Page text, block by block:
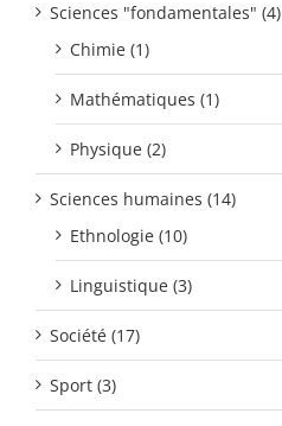
Sciences "fondamentales" (4)
Chimie (1)
Mathématiques (1)
Physique (2)
Sciences humaines (14)
Ethnologie (10)
Linguistique (3)
Société (17)
Sport (3)